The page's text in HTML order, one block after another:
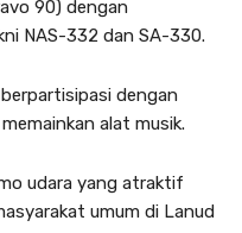
90) dengan
NAS-332 dan SA-330.
dengan
alat musik.
udara yang atraktif
umum di Lanud